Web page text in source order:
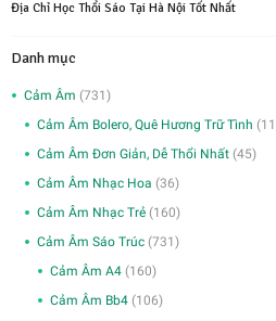
Địa Chỉ Học Thổi Sáo Tại Hà Nội Tốt Nhất
Danh mục
Cảm Âm (731)
Cảm Âm Bolero, Quê Hương Trữ Tình
Cảm Âm Đơn Giản, Dễ Thổi Nhất (45)
Cảm Âm Nhạc Hoa (36)
Cảm Âm Nhạc Trẻ (160)
Cảm Âm Sáo Trúc (731)
Cảm Âm A4 (160)
Cảm Âm Bb4 (106)